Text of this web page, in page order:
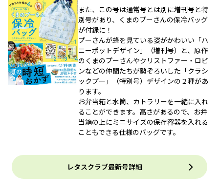
また、この号は通常号とは別に増刊号と特
別号があり、くまのプーさんの保冷バッグ
が付録に！
プーさんが蜂を見ている姿がかわいい「ハ
ニーポットデザイン」（増刊号）と、原作
のくまのプーさんやクリストファー・ロビ
ンなどの仲間たちが勢ぞろいした「クラシ
ックプー」（特別号）デザインの２種があ
ります。
お弁当箱と水筒、カトラリーを一緒に入れ
ることができます。高さがあるので、お弁
当箱の上にミニサイズの保存容器を入れる
こともできる仕様のバッグです。
レタスクラブ最新号詳細